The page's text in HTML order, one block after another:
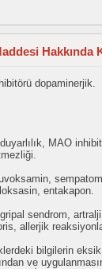
Hakkında
dopaminerjik.
MAO
entakapon.
sendrom,
allerjik
bilgilerin
ve